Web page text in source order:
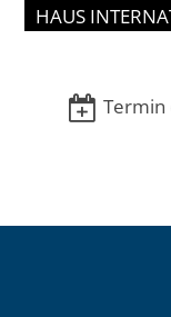
HAUS
Termin